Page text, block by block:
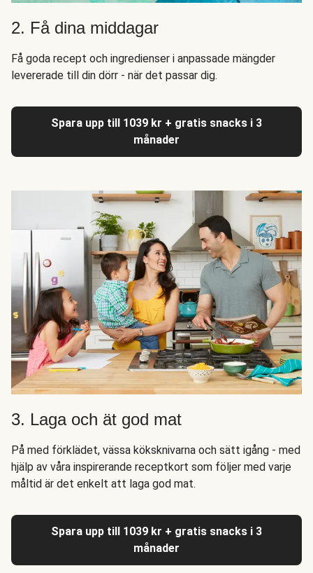
2. Få dina middagar
Få goda recept och ingredienser i anpassade mängder
levererade till din dörr - när det passar dig.
Spara upp till 1039 kr + gratis snacks i 3
månader
3. Laga och ät god mat
På med förklädet, vässa köksknivarna och sätt igång - med
hjälp av våra inspirerande receptkort som följer med varje
måltid är det enkelt att laga god mat.
Spara upp till 1039 kr + gratis snacks i 3
månader